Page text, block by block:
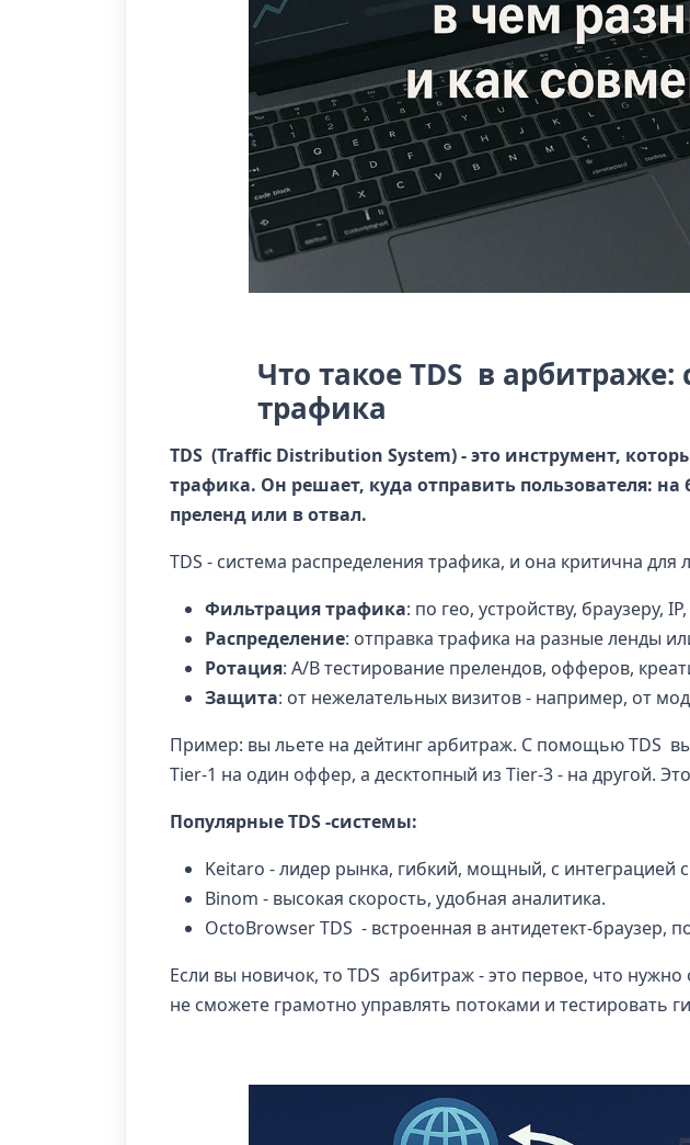
Что такое TDS в
трафика
TDS (Traffic Distribution System) - это инструмент,
трафика. Он решает, куда отправить пользователя:
преленд или в отвал.
TDS - система распределения трафика, и она критична для
Фильтрация трафика: по гео, устройству, браузеру,
Распределение: отправка трафика на разные ленды
Ротация: A/B тестирование прелендов, офферов,
Защита: от нежелательных визитов - например, от
Пример: вы льете на дейтинг арбитраж. С помощью TDS
Tier-1 на один оффер, а десктопный из Tier-3 - на другой.
Популярные TDS -системы:
Keitaro - лидер рынка, гибкий, мощный, с интеграцией
Binom - высокая скорость, удобная аналитика.
OctoBrowser TDS - встроенная в антидетект-браузер,
Если вы новичок, то TDS арбитраж - это первое, что
не сможете грамотно управлять потоками и тестировать